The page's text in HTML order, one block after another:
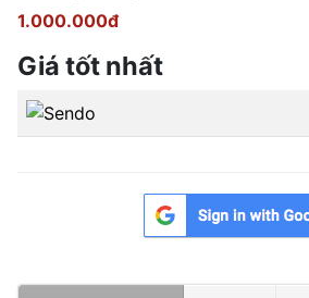
1.000.000đ
Giá tốt nhất